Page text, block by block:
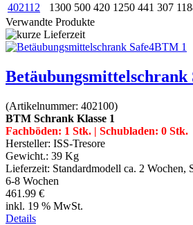
402112
1300 500 420 1250 441 307
Verwandte Produkte
Betäubungsmittelschrank
(Artikelnummer: 402100)
BTM Schrank Klasse 1
Fachböden: 1 Stk. | Schubladen: 0 Stk.
Hersteller: ISS-Tresore
Gewicht.: 39 Kg
Lieferzeit: Standardmodell ca. 2 Wochen,
6-8 Wochen
461.99 €
inkl. 19 % MwSt.
Details